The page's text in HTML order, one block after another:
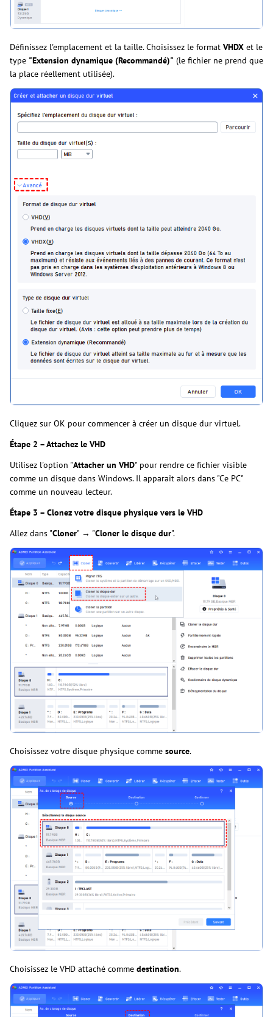
Définissez l'emplacement et la taille. Choisissez le format VHDX et le
type "Extension dynamique (Recommandé)" (le fichier ne prend que
la place réellement utilisée).
Cliquez sur OK pour commencer à créer un disque dur virtuel.
Étape 2 – Attachez le VHD
Utilisez l'option "Attacher un VHD" pour rendre ce fichier visible
comme un disque dans Windows. Il apparaît alors dans "Ce PC"
comme un nouveau lecteur.
Étape 3 – Clonez votre disque physique vers le VHD
Allez dans "Cloner" → "Cloner le disque dur".
Choisissez votre disque physique comme source.
Choisissez le VHD attaché comme destination.